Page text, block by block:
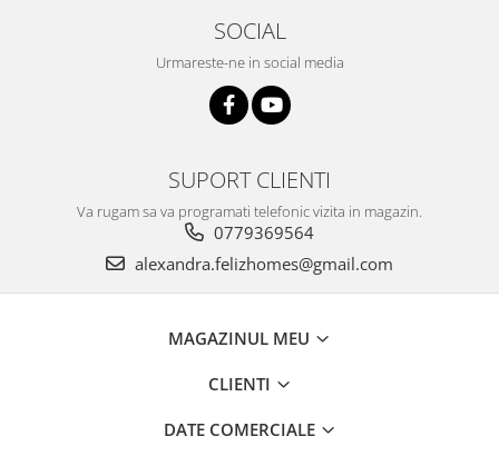
SOCIAL
Urmareste-ne in social media
SUPORT CLIENTI
Va rugam sa va programati telefonic vizita in magazin.
0779369564
alexandra.felizhomes@gmail.com
MAGAZINUL MEU
CLIENTI
DATE COMERCIALE